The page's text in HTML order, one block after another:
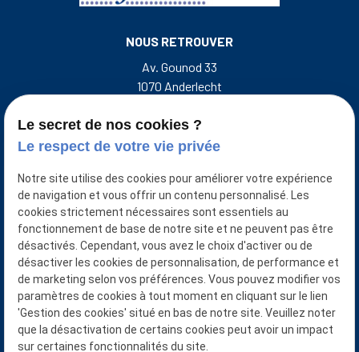
NOUS RETROUVER
Av. Gounod 33
1070 Anderlecht
7500 Tournai Belgique
+32 493 50 38 33
NUMÉRO D'ENTREPRISE
0401921874/0427871651
NUMÉRO D’AGRÉATION ITAA :
Goficom srl : 50.488.702
Bara-Compta srl : 50.122.425
Van Der Wilt Benoît : 11.273.218
Le secret de nos cookies ?
Le respect de votre vie privée
Notre site utilise des cookies pour améliorer votre expérience
de navigation et vous offrir un contenu personnalisé. Les
cookies strictement nécessaires sont essentiels au
fonctionnement de base de notre site et ne peuvent pas être
désactivés. Cependant, vous avez le choix d'activer ou de
désactiver les cookies de personnalisation, de performance et
de marketing selon vos préférences. Vous pouvez modifier vos
paramètres de cookies à tout moment en cliquant sur le lien
'Gestion des cookies' situé en bas de notre site. Veuillez noter
que la désactivation de certains cookies peut avoir un impact
sur certaines fonctionnalités du site.